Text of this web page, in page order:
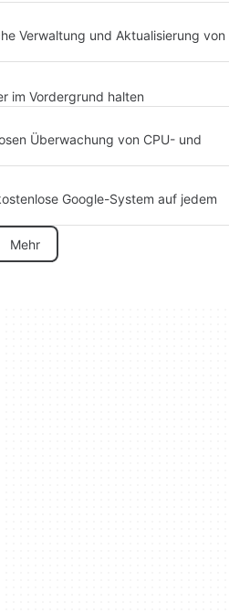
Verwaltung und Aktualisierung von
im Vordergrund halten
Überwachung von CPU- und
Google-System auf jedem
Mehr